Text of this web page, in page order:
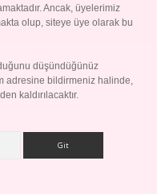
Ancak, üyelerimiz
olup, siteye üye olarak bu
düşündüğünüz
adresine bildirmeniz halinde,
kaldırılacaktır.